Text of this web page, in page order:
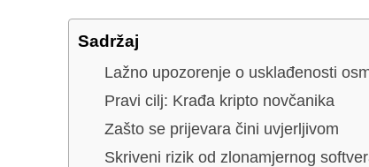
Sadržaj
Lažno upozorenje o usklađenosti
Pravi cilj: Krađa kripto novčanika
Zašto se prijevara čini uvjerljivom
Skriveni rizik od zlonamjernog